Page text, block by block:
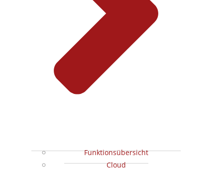
Funktionsübersicht
Cloud